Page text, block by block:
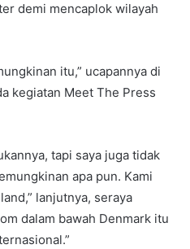
demi mencaplok wilayah
itu,” ucapannya di
kegiatan Meet The Press
tapi saya juga tidak
apa pun. Kami
lanjutnya, seraya
dalam bawah Denmark itu